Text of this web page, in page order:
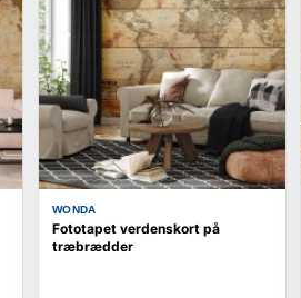
WONDA
Fototapet verdenskort på
træbrædder